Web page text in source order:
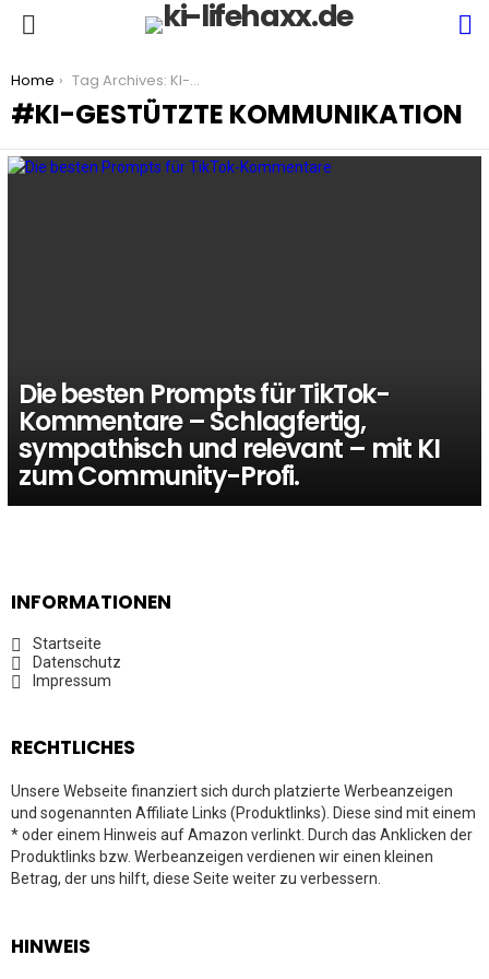
You are here:
Home Tag Archives: KI-gestützte Kommunikation
KI-GESTÜTZTE KOMMUNIKATION
Die besten Prompts für TikTok-
Kommentare – Schlagfertig,
sympathisch und relevant – mit KI
zum Community-Profi.
INFORMATIONEN
Startseite
Datenschutz
Impressum
RECHTLICHES
Unsere Webseite finanziert sich durch platzierte Werbeanzeigen
und sogenannten Affiliate Links (Produktlinks). Diese sind mit einem
* oder einem Hinweis auf Amazon verlinkt. Durch das Anklicken der
Produktlinks bzw. Werbeanzeigen verdienen wir einen kleinen
Betrag, der uns hilft, diese Seite weiter zu verbessern.
HINWEIS